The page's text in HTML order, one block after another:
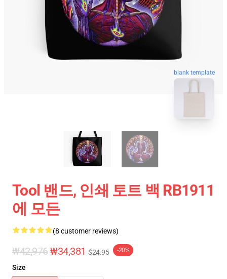
blank template
Tool 밴드, 인쇄 토트 백 RB1911
에 모든
(8 customer reviews)
₩42,976₩34,381 $24.95 -20%
Size